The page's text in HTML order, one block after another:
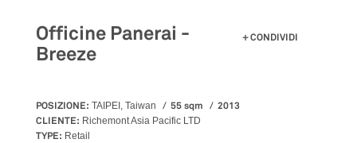
Officine Panerai -
Breeze
CONDIVIDI
POSIZIONE: TAIPEI, Taiwan 55 sqm
2013
CLIENTE: Richemont Asia Pacific LTD
TYPE: Retail